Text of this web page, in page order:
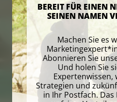
BEREIT FÜR EINEN
SEINEN NAMEN
Machen Sie es
Abonnieren Sie
Und holen Sie
Expertenwissen,
Strategien und
in Ihr Postfach.